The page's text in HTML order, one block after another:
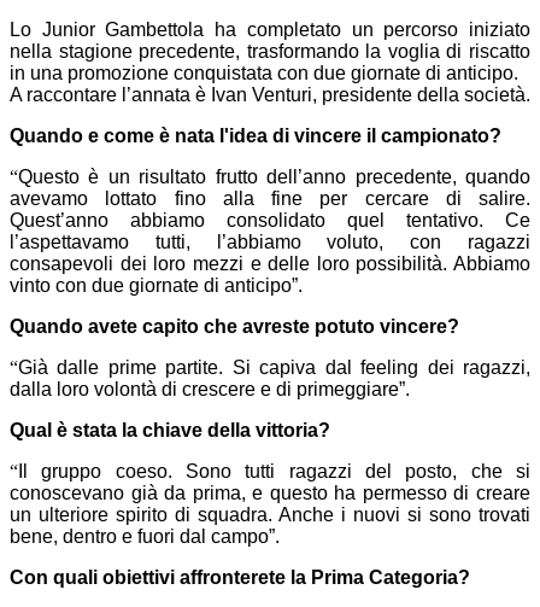
Lo Junior Gambettola ha completato un percorso iniziato
nella stagione precedente, trasformando la voglia di riscatto
in una promozione conquistata con due giornate di anticipo.
A raccontare l’annata è Ivan Venturi, presidente della società.
Quando e come è nata l'idea di vincere il campionato?
“Questo è un risultato frutto dell’anno precedente, quando
avevamo lottato fino alla fine per cercare di salire.
Quest’anno abbiamo consolidato quel tentativo. Ce
l’aspettavamo tutti, l’abbiamo voluto, con ragazzi
consapevoli dei loro mezzi e delle loro possibilità. Abbiamo
vinto con due giornate di anticipo”.
Quando avete capito che avreste potuto vincere?
“Già dalle prime partite. Si capiva dal feeling dei ragazzi,
dalla loro volontà di crescere e di primeggiare”.
Qual è stata la chiave della vittoria?
“ Il gruppo coeso. Sono tutti ragazzi del posto, che si
conoscevano già da prima, e questo ha permesso di creare
un ulteriore spirito di squadra. Anche i nuovi si sono trovati
bene, dentro e fuori dal campo”.
Con quali obiettivi affronterete la Prima Categoria?